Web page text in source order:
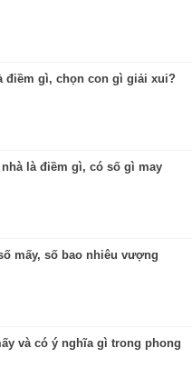
điềm gì, chọn con gì giải xui?
là điềm gì, có số gì may
mấy, số bao nhiêu vượng
và có ý nghĩa gì trong phong